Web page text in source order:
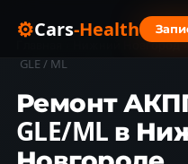
⚙Cars-Health
Нижний Новгород ›
GLE / ML
Ремонт
GLE/ML в